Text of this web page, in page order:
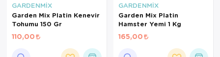
GARDENMİX
Garden Mix Platin Kenevir
Tohumu 150 Gr
110,00
GARDENMİX
Garden Mix Platin
Hamster Yemi 1 Kg
165,00